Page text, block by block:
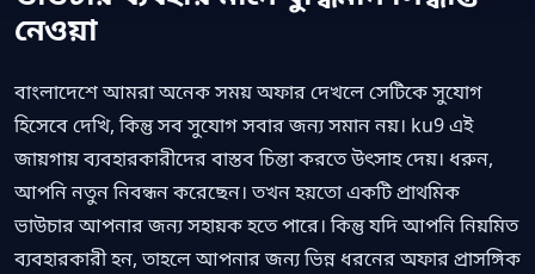
নেওয়া
বাংলাদেশে আমরা অনেক সময় অফার দেখলে সেটিকে সুযোগ
হিসেবে দেখি, কিন্তু সব সুযোগ সবার জন্য সমান নয়। ku9 এই
জায়গায় ব্যবহারকারীদের বাস্তব চিন্তা করতে উৎসাহ দেয়। ধরুন,
আপনি নতুন নিবন্ধন করেছেন। তখন হয়তো একটি প্রাথমিক
ভাউচার আপনার জন্য সহায়ক হতে পারে। কিন্তু যদি আপনি নিয়মিত
ব্যবহারকারী হন, তাহলে আপনার জন্য ভিন্ন ধরনের অফার প্রাসঙ্গিক